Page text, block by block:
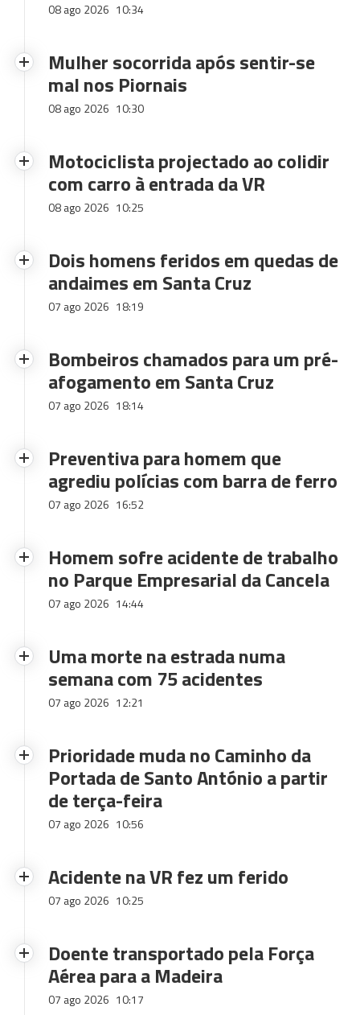
08 ago 2026 10:34
Mulher socorrida após sentir-se
mal nos Piornais
08 ago 2026 10:30
Motociclista projectado ao colidir
com carro à entrada da VR
08 ago 2026 10:25
Dois homens feridos em quedas de
andaimes em Santa Cruz
07 ago 2026 18:19
Bombeiros chamados para um pré-
afogamento em Santa Cruz
07 ago 2026 18:14
Preventiva para homem que
agrediu polícias com barra de ferro
07 ago 2026 16:52
Homem sofre acidente de trabalho
no Parque Empresarial da Cancela
07 ago 2026 14:44
Uma morte na estrada numa
semana com 75 acidentes
07 ago 2026 12:21
Prioridade muda no Caminho da
Portada de Santo António a partir
de terça-feira
07 ago 2026 10:56
Acidente na VR fez um ferido
07 ago 2026 10:25
Doente transportado pela Força
Aérea para a Madeira
07 ago 2026 10:17